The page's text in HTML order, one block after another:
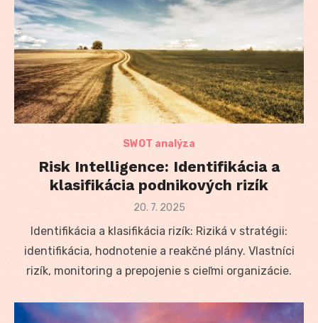
SWOT analýza
Risk Intelligence: Identifikácia a
klasifikácia podnikových rizík
Posted
20. 7. 2025
Identifikácia a klasifikácia rizík: Riziká v stratégii:
identifikácia, hodnotenie a reakčné plány. Vlastníci
rizík, monitoring a prepojenie s cieľmi organizácie.